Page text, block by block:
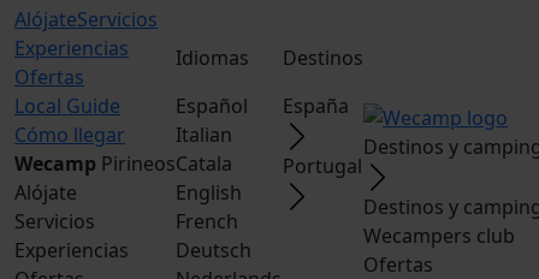
AlójateServicios
Experiencias
Ofertas
Local Guide
Cómo llegar
Wecamp Pirineos
Alójate
Servicios
Experiencias
Idiomas
Español
Italian
Catala
English
French
Deutsch
Destinos
España
Portugal
Destinos y
Destinos y
Wecampers club
Ofertas